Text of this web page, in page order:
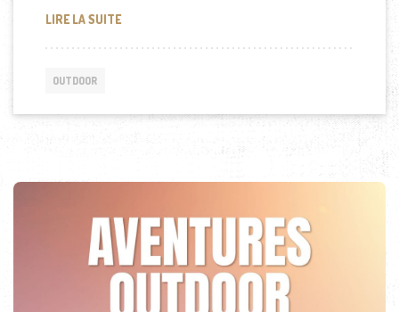
LIRE LA SUITEGUIDE COMPLET POUR ACHETER UNE
OUTDOOR